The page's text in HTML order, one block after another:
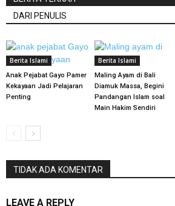
DARI PENULIS
Berita Islami
Anak Pejabat Gayo Pamer
Kekayaan Jadi Pelajaran
Penting
Berita Islami
Maling Ayam di Bali
Diamuk Massa, Begini
Pandangan Islam soal
Main Hakim Sendiri
TIDAK ADA KOMENTAR
LEAVE A REPLY